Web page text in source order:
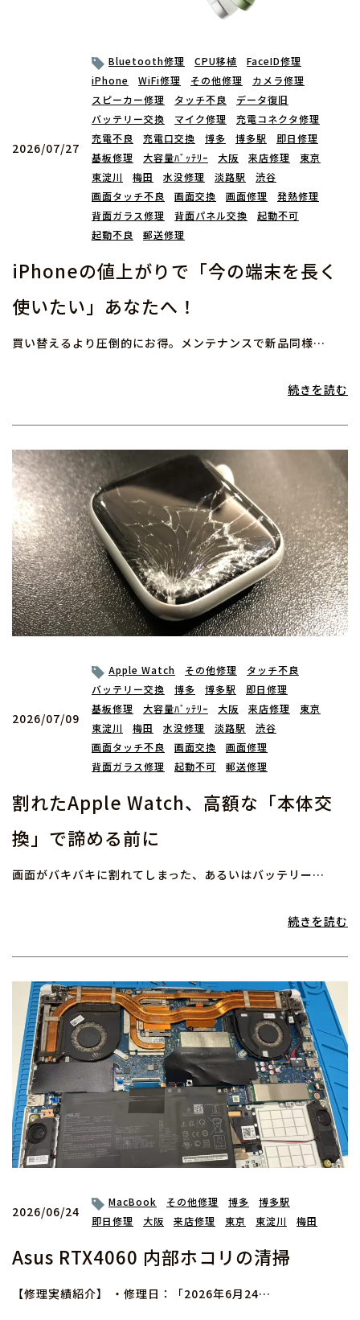
2026/07/27
Bluetooth修理 CPU移植
FaceID修理
iPhone
WiFi修理 その他修理
カメラ修理
スピーカー修理
タッチ不良
データ復旧
バッテリー交換
マイク修理
充電コネクタ修理
充電不良
充電口交換 博多 博多駅
即日修理
基板修理
大容量ﾊﾞｯﾃﾘｰ 大阪 来店修理
東京
東淀川
梅田 水没修理 淡路駅
渋谷
画面タッチ不良
画面交換 画面修理
発熱修理
背面ガラス修理
背面パネル交換
起動不可
起動不良
郵送修理
iPhoneの値上がりで「今の端末を長く
使いたい」あなたへ！
買い替えるより圧倒的にお得。メンテナンスで新品同様…
続きを読む
2026/07/09
Apple Watch その他修理
タッチ不良
バッテリー交換
博多 博多駅
即日修理
基板修理
大容量ﾊﾞｯﾃﾘｰ 大阪 来店修理
東京
東淀川
梅田 水没修理 淡路駅
渋谷
画面タッチ不良
画面交換
画面修理
背面ガラス修理
起動不可 郵送修理
割れたApple Watch、高額な「本体交
換」で諦める前に
画面がバキバキに割れてしまった、あるいはバッテリー…
続きを読む
2026/06/24
MacBook その他修理 博多
博多駅
即日修理
大阪 来店修理 東京 東淀川 梅田
Asus RTX4060 内部ホコリの清掃
【修理実績紹介】 ・修理日：「2026年6月24…